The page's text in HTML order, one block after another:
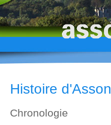
HISTOIRE
Histoire d'Asson
Chronologie